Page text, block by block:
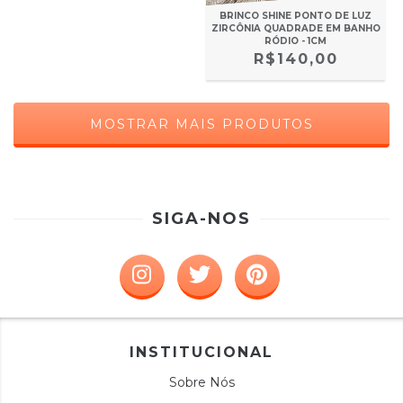
BRINCO SHINE PONTO DE LUZ
ZIRCÔNIA QUADRADE EM BANHO
RÓDIO - 1CM
R$140,00
MOSTRAR MAIS PRODUTOS
SIGA-NOS
INSTITUCIONAL
Sobre Nós